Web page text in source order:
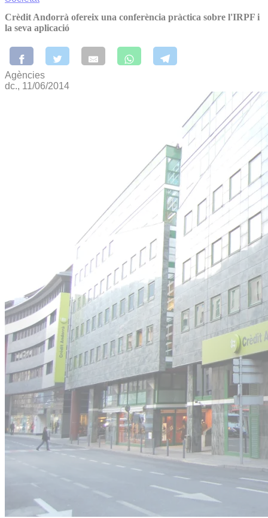
Crèdit Andorrà ofereix una conferència pràctica sobre l'IRPF i
la seva aplicació
Agències
dc., 11/06/2014